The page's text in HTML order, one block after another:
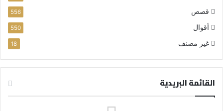
قصص 556
أقوال 550
غير مصنف 18
القائمة البريدية